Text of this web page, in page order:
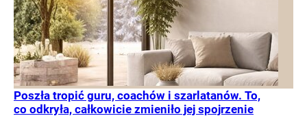
Poszła tropić guru, coachów i szarlatanów. To,
co odkryła, całkowicie zmieniło jej spojrzenie